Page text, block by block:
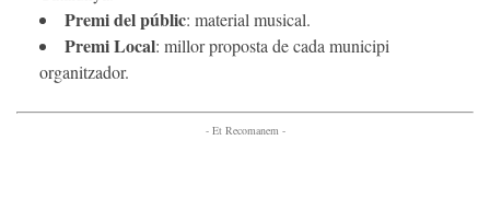
Premi del públic: material musical.
Premi Local: millor proposta de cada municipi
organitzador.
- Et Recomanem -